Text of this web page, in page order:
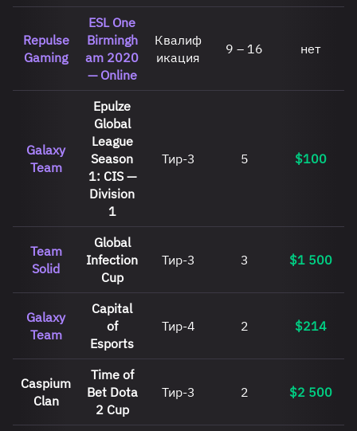
Repulse
Gaming
ESL One
Birmingh
am 2020
— Online
Квалиф
икация
9 – 16 нет
Galaxy
Team
Epulze
Global
League
Season
1: CIS —
Division
1
Тир-3 5 $100
Team
Solid
Global
Infection
Cup
Тир-3 3 $1 500
Galaxy
Team
Capital
of
Esports
Тир-4 2 $214
Caspium
Clan
Time of
Bet Dota
2 Cup
Тир-3 2 $2 500